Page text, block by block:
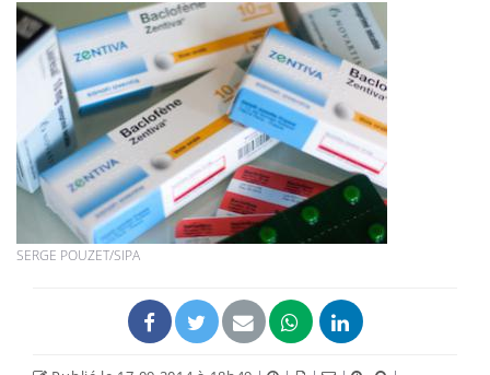
SERGE POUZET/SIPA